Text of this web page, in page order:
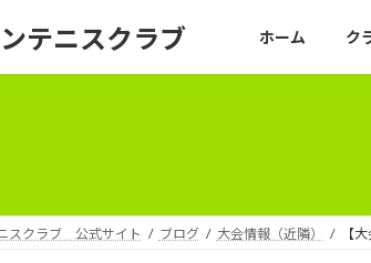
テニスクラブ ホーム ク
スクラブ 公式サイト ブログ 大会情報（近隣） 【